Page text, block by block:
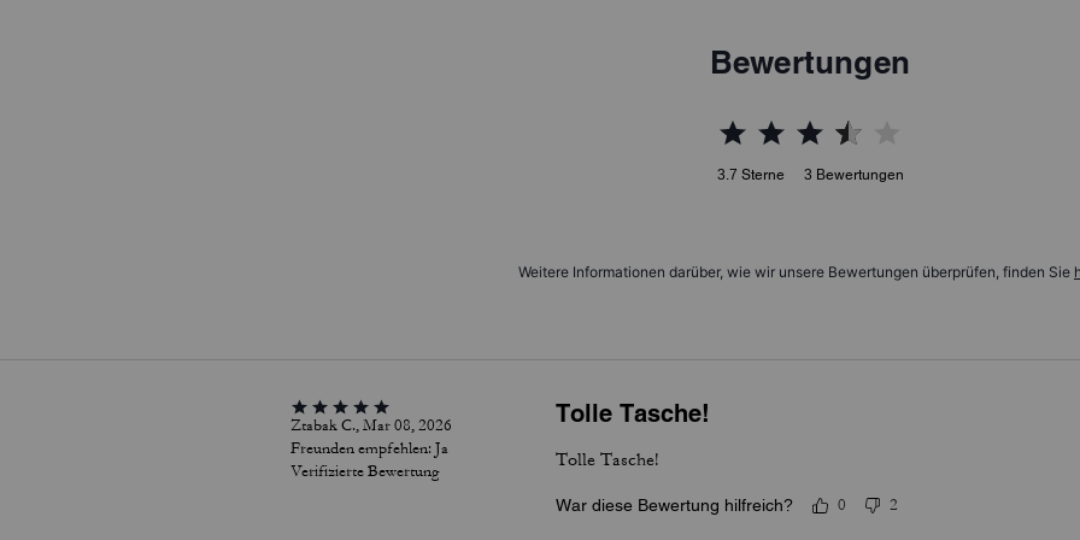
Bewertungen
3.7 Sterne 3 Bewertungen
Weitere Informationen darüber, wie wir unsere Bewertungen überprüfen, finden Sie
Ztabak C., Mar 08, 2026
Freunden empfehlen: Ja
Verifizierte Bewertung
Tolle Tasche!
Tolle Tasche!
War diese Bewertung hilfreich? 0 2